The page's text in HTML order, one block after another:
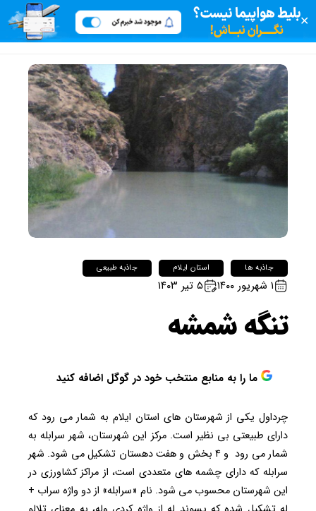
✕
جاذبه ها استان ایلام جاذبه طبیعی
۱ شهریور ۱۴۰۰ ۵ تیر ۱۴۰۳
تنگه شمشه
ما را به منابع منتخب خود در گوگل اضافه کنید
چرداول یکی از شهرستان های استان ایلام به شمار می رود که
دارای طبیعتی بی نظیر است. مرکز این شهرستان، شهر سرابله به
شمار می رود و ۴ بخش و هفت دهستان تشکیل می شود. شهر
سرابله که دارای چشمه های متعددی است، از مراکز کشاورزی در
این شهرستان محسوب می شود. نام «سرابله» از دو واژه سراب +